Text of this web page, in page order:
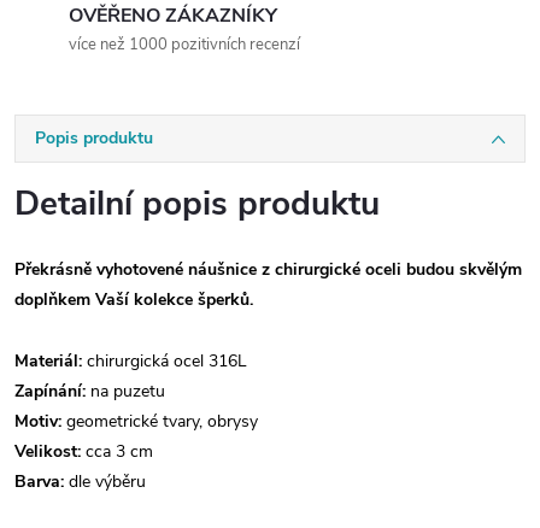
OVĚŘENO ZÁKAZNÍKY
více než 1000 pozitivních recenzí
Popis produktu
Detailní popis produktu
Překrásně vyhotovené náušnice z chirurgické oceli budou skvělým
doplňkem Vaší kolekce šperků.
Materiál: chirurgická ocel 316L
Zapínání: na puzetu
Motiv: geometrické tvary, obrysy
Velikost: cca 3 cm
Barva: dle výběru